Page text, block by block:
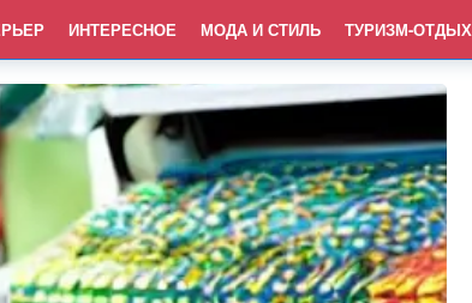
ИНТЕРЕСНОЕ МОДА И СТИЛЬ ТУРИЗМ-ОТДЫХ